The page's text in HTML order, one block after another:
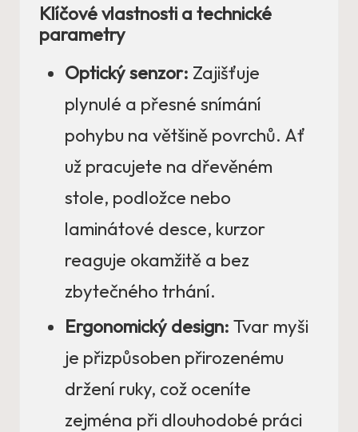
Klíčové vlastnosti a technické
parametry
Optický senzor: Zajišťuje
plynulé a přesné snímání
pohybu na většině povrchů. Ať
už pracujete na dřevěném
stole, podložce nebo
laminátové desce, kurzor
reaguje okamžitě a bez
zbytečného trhání.
Ergonomický design: Tvar myši
je přizpůsoben přirozenému
držení ruky, což oceníte
zejména při dlouhodobé práci